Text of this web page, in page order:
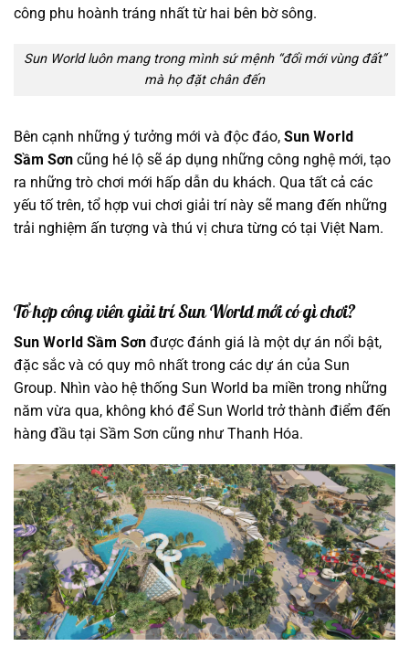
công phu hoành tráng nhất từ hai bên bờ sông.
Sun World luôn mang trong mình sứ mệnh “đổi mới vùng đất”
mà họ đặt chân đến
Bên cạnh những ý tưởng mới và độc đáo, Sun World
Sầm Sơn cũng hé lộ sẽ áp dụng những công nghệ mới, tạo
ra những trò chơi mới hấp dẫn du khách. Qua tất cả các
yếu tố trên, tổ hợp vui chơi giải trí này sẽ mang đến những
trải nghiệm ấn tượng và thú vị chưa từng có tại Việt Nam.
Tổ hợp công viên giải trí Sun World mới có gì chơi?
Sun World Sầm Sơn được đánh giá là một dự án nổi bật,
đặc sắc và có quy mô nhất trong các dự án của Sun
Group. Nhìn vào hệ thống Sun World ba miền trong những
năm vừa qua, không khó để Sun World trở thành điểm đến
hàng đầu tại Sầm Sơn cũng như Thanh Hóa.